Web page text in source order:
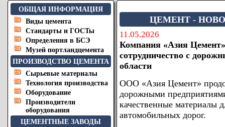
ОБЩАЯ ИНФОРМАЦИЯ
Виды цемента
Стандарты и ГОСТы
Определения в БСЭ
Музей портландцемента
ПРОИЗВОДСТВО ЦЕМЕНТА
Сырьевые материалы
Технология производства
Оборудование
Производители
оборудования
ЦЕМЕНТНЫЕ ЗАВОДЫ
ЦЕМЕНТ -
11.05.2026
Компания «Азия
сотрудничество с
области
ООО «Азия Цемент»
дорожными
качественные материалы
автомобильных дорог.